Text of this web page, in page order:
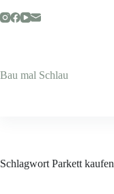
Inhalt
Bau mal Schlau
Schlagwort Parkett kaufen